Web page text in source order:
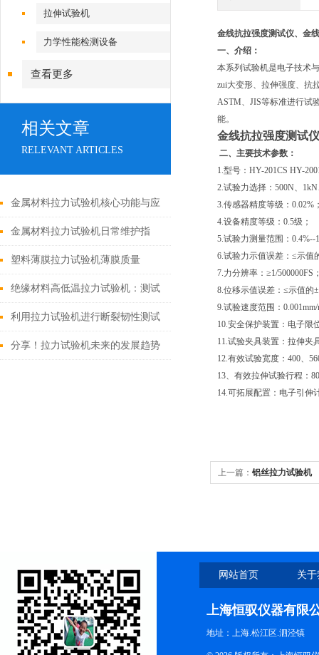
拉伸试验机
力学性能检测设备
查看更多
相关文章
RELEVANT ARTICLES
金属材料拉力试验机核心功能与应
用领域解析
金属材料拉力试验机日常维护指
南：保障测试精度的关键步骤
塑料薄膜拉力试验机薄膜质量
的“力学裁判”
绝缘材料高低温拉力试验机：测试
绝缘材料性能的关键设备
利用拉力试验机进行断裂韧性测试
分享！拉力试验机未来的发展趋势
金线抗拉强度测试仪、 金
一、介绍：
本系列试验机是电子技术
zui大变形、拉伸强度、抗
ASTM、JIS等标准进行试
能。
金线抗拉强度测试仪
二、主要技术参数：
1.型号：HY-201CS HY-
2.试验力选择：500N、
3.传感器精度等级：0.02%
4.设备精度等级：0.5级；
5.试验力测量范围：0.4%--
6.试验力示值误差：≤示值
7.力分辨率：≥1/500000FS
8.位移示值误差：≤示值的
9.试验速度范围：
10.安全保护装置：电子限
11.试验夹具装置：拉伸夹
12.有效试验宽度：400、
13、有效拉伸试验行程
14.可拓展配置：电子引伸
上一篇： 铝丝拉力试验机
网站首页 关
上海恒驭仪器有限
地址：上海.松江区.泗泾镇